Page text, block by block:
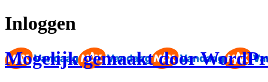
Inloggen
Mogelijk gemaakt door